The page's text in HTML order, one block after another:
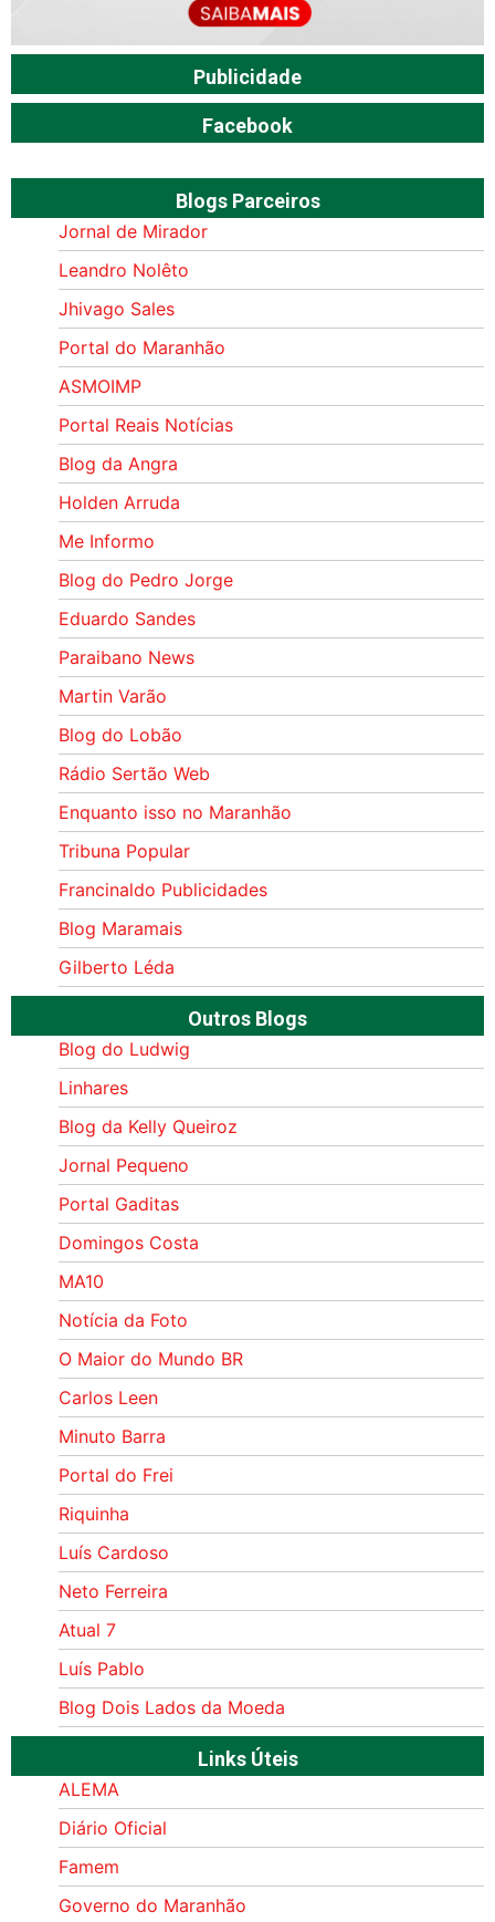
Publicidade
Facebook
Blogs Parceiros
Jornal de Mirador
Leandro Nolêto
Jhivago Sales
Portal do Maranhão
ASMOIMP
Portal Reais Notí­cias
Blog da Angra
Holden Arruda
Me Informo
Blog do Pedro Jorge
Eduardo Sandes
Paraibano News
Martin Varão
Blog do Lobão
Rádio Sertão Web
Enquanto isso no Maranhão
Tribuna Popular
Francinaldo Publicidades
Blog Maramais
Gilberto Léda
Outros Blogs
Blog do Ludwig
Linhares
Blog da Kelly Queiroz
Jornal Pequeno
Portal Gaditas
Domingos Costa
MA10
Notícia da Foto
O Maior do Mundo BR
Carlos Leen
Minuto Barra
Portal do Frei
Riquinha
Luís Cardoso
Neto Ferreira
Atual 7
Luís Pablo
Blog Dois Lados da Moeda
Links Úteis
ALEMA
Diário Oficial
Famem
Governo do Maranhão